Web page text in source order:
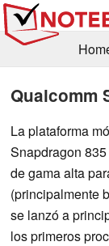
Contacto
Qualcomm
La plataforma
Snapdragon
de gama alta
(principalmente
se lanzó a
los primeros